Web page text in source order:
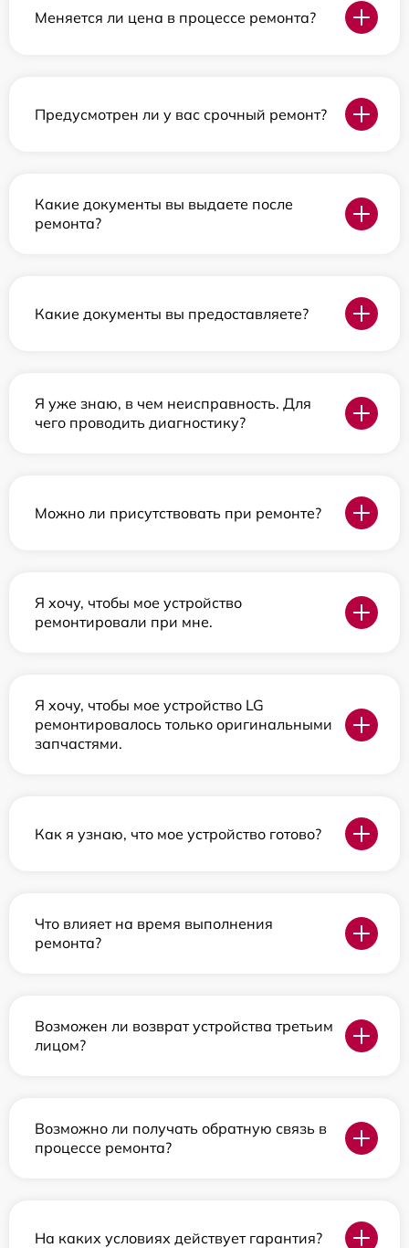
Меняется ли цена в процессе ремонта?
Предусмотрен ли у вас срочный ремонт?
Какие документы вы выдаете после
ремонта?
Какие документы вы предоставляете?
Я уже знаю, в чем неисправность. Для
чего проводить диагностику?
Можно ли присутствовать при ремонте?
Я хочу, чтобы мое устройство
ремонтировали при мне.
Я хочу, чтобы мое устройство LG
ремонтировалось только оригинальными
запчастями.
Как я узнаю, что мое устройство готово?
Что влияет на время выполнения
ремонта?
Возможен ли возврат устройства третьим
лицом?
Возможно ли получать обратную связь в
процессе ремонта?
На каких условиях действует гарантия?